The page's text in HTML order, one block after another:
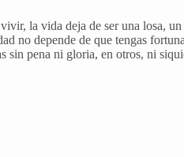
la vida deja de ser una losa,
no depende de que tengas
sin pena ni gloria, en otros, ni